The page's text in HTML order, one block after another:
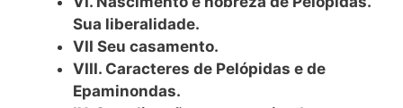
Sua liberalidade.
VII Seu casamento.
VIII. Caracteres de Pelópidas e de
Epaminondas.